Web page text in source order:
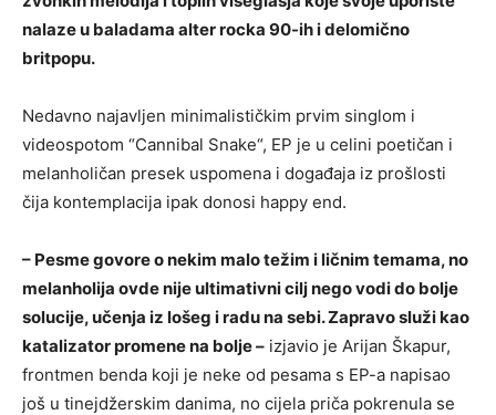
nalaze u baladama alter rocka 90-ih i delomično
britpopu.
Nedavno najavljen minimalističkim prvim singlom i
videospotom “Cannibal Snake“, EP je u celini poetičan i
melanholičan presek uspomena i događaja iz prošlosti
čija kontemplacija ipak donosi happy end.
– Pesme govore o nekim malo težim i ličnim temama, no
melanholija ovde nije ultimativni cilj nego vodi do bolje
solucije, učenja iz lošeg i radu na sebi. Zapravo služi kao
katalizator promene na bolje – izjavio je Arijan Škapur,
frontmen benda koji je neke od pesama s EP-a napisao
još u tinejdžerskim danima, no cijela priča pokrenula se